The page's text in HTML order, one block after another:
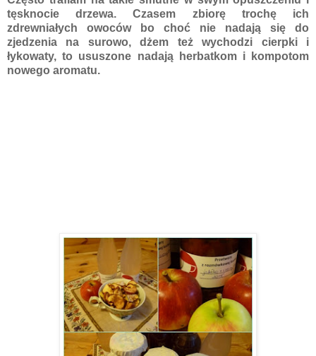
tęsknocie drzewa. Czasem zbiorę trochę ich
zdrewniałych owoców bo choć nie nadają się do
zjedzenia na surowo, dżem też wychodzi cierpki i
łykowaty, to ususzone nadają herbatkom i kompotom
nowego aromatu.